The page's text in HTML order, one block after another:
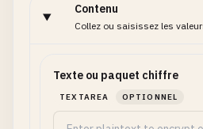
Contenu
Collez ou saisissez les
Texte ou paquet chiffre
TEXTAREA OPTIONNEL